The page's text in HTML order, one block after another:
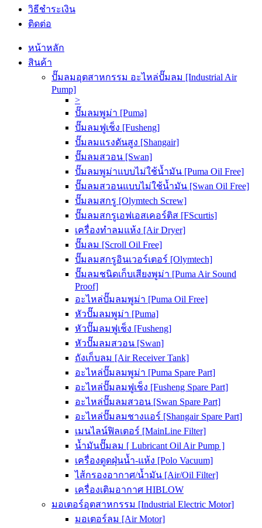
วิธีชำระเงิน
ติดต่อ
หน้าหลัก
สินค้า
ปั๊มลมอุตสาหกรรม อะไหล่ปั๊มลม [Industrial Air
Pump]
>
ปั๊มลมพูม่า [Puma]
ปั๊มลมฟูเช็ง [Fusheng]
ปั๊มลมแรงดันสูง [Shangair]
ปั๊มลมสวอน [Swan]
ปั๊มลมพูม่าแบบไม่ใช้น้ำมัน [Puma Oil Free]
ปั๊มลมสวอนแบบไม่ใช้น้ำมัน [Swan Oil Free]
ปั๊มลมสกรู [Olymtech Screw]
ปั๊มลมสกรูเอฟเอสเคอร์ติส [FScurtis]
เครื่องทำลมแห้ง [Air Dryer]
ปั๊มลม [Scroll Oil Free]
ปั๊มลมสกรูอินเวอร์เตอร์ [Olymtech]
ปั๊มลมชนิดเก็บเสียงพูม่า [Puma Air Sound
Proof]
อะไหล่ปั๊มลมพูม่า [Puma Oil Free]
หัวปั๊มลมพูม่า [Puma]
หัวปั๊มลมฟูเช็ง [Fusheng]
หัวปั๊มลมสวอน [Swan]
ถังเก็บลม [Air Receiver Tank]
อะไหล่ปั๊มลมพูม่า [Puma Spare Part]
อะไหล่ปั๊มลมฟูเช็ง [Fusheng Spare Part]
อะไหล่ปั๊มลมสวอน [Swan Spare Part]
อะไหล่ปั๊มลมชางแอร์ [Shangair Spare Part]
เมนไลน์ฟิลเตอร์ [MainLine Filter]
น้ำมันปั๊มลม [ Lubricant Oil Air Pump ]
เครื่องดูดฝุ่นน้ำ-แห้ง [Polo Vacuum]
ไส้กรองอากาศ/น้ำมัน [Air/Oil Filter]
เครื่องเติมอากาศ HIBLOW
มอเตอร์อุตสาหกรรม [Industrial Electric Motor]
มอเตอร์ลม [Air Motor]